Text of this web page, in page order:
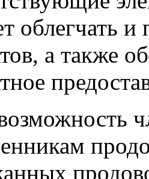
облегчать
а также